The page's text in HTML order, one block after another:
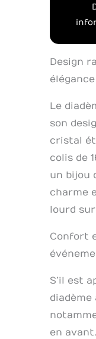
Design
Le
son
cristal
colis de
un bijou
charme
lourd
Confort
S’il est
en